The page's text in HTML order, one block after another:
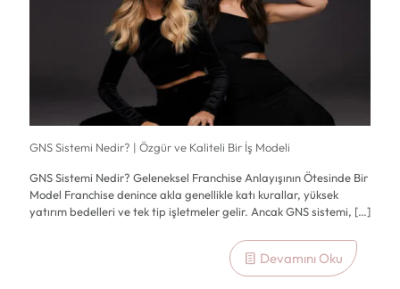
GNS Sistemi Nedir? | Özgür ve Kaliteli Bir İş Modeli
GNS Sistemi Nedir? Geleneksel Franchise Anlayışının Ötesinde Bir
Model Franchise denince akla genellikle katı kurallar, yüksek
yatırım bedelleri ve tek tip işletmeler gelir. Ancak GNS sistemi, […]
Devamını Oku